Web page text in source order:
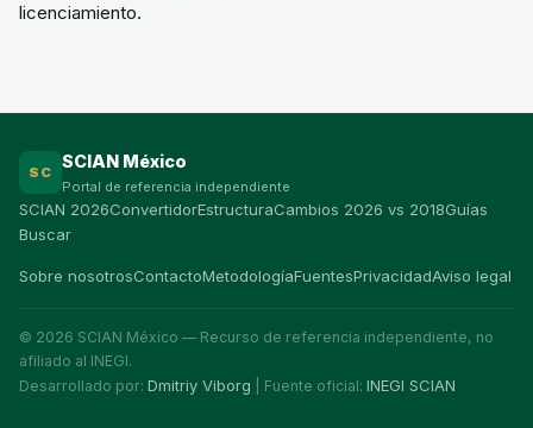
licenciamiento.
SC
SCIAN México
Portal de referencia independiente
SCIAN 2026ConvertidorEstructuraCambios 2026 vs 2018Guías
Buscar
Sobre nosotrosContactoMetodologíaFuentesPrivacidadAviso legal
© 2026 SCIAN México — Recurso de referencia independiente, no
afiliado al INEGI.
Desarrollado por: Dmitriy Viborg | Fuente oficial: INEGI SCIAN